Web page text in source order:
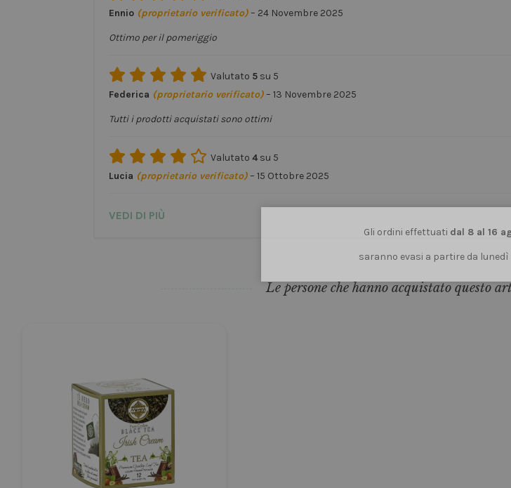
Ennio (proprietario verificato)– 24 Novembre 2025
Ottimo per il pomeriggio
Valutato 5su 5
Federica (proprietario verificato)– 13 Novembre 2025
Tutti i prodotti acquistati sono ottimi
Valutato 4su 5
Lucia (proprietario verificato)– 15 Ottobre 2025
VEDI DI PIÙ
Le persone che hanno acquistato questo
Gli ordini effettuati dal 8 al 16
saranno evasi a partire da lunedì